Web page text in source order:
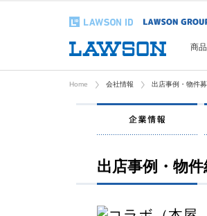
商
Home 会社情報 出店事例・物件
出店事例・物